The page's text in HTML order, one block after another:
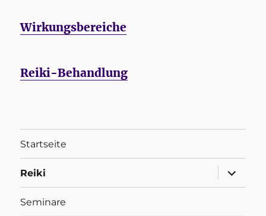
Wirkungsbereiche
Reiki-Behandlung
Startseite
Reiki
anzeigen
Seminare